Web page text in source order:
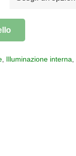
, Illuminazione interna